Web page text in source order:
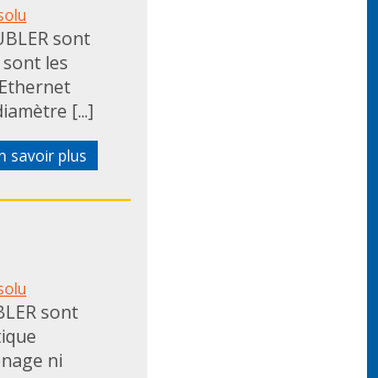
sont
les
[...]
savoir plus
sont
ni